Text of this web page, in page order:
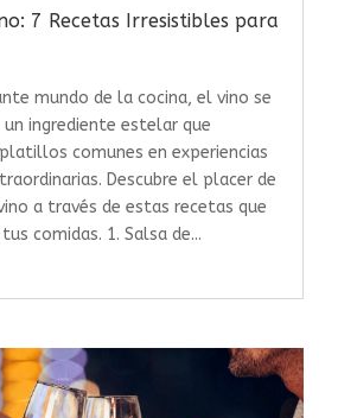
7 Recetas Irresistibles para
mundo de la cocina, el vino se
ingrediente estelar que
comunes en experiencias
Descubre el placer de
a través de estas recetas que
comidas. 1. Salsa de...